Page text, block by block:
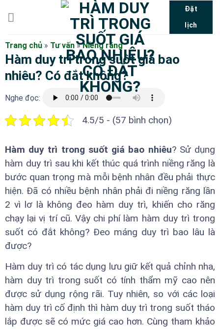
dung
Đặt
lịch
Trang chủ » Tư vấn»Niềng răng
Hàm duy trì trong suốt giá bao
nhiêu? Có đắt không?
Nghe đọc:
4.5/5 - (57 bình chọn)
Hàm duy trì trong suốt giá bao nhiêu? Sử dụng
hàm duy trì sau khi kết thúc quá trình niềng răng là
bước quan trọng mà mỗi bệnh nhân đều phải thực
hiện. Đã có nhiều bệnh nhân phải đi niềng răng lần
2 vì lơ là không đeo hàm duy trì, khiến cho răng
chạy lại vị trí cũ. Vậy chi phí làm hàm duy trì trong
suốt có đắt không? Đeo máng duy trì bao lâu là
được?
Hàm duy trì có tác dụng lưu giữ kết quả chỉnh nha,
hàm duy trì trong suốt có tính thẩm mỹ cao nên
được sử dụng rộng rãi. Tuy nhiên, so với các loại
hàm duy trì cố định thì hàm duy trì trong suốt tháo
lắp được sẽ có mức giá cao hơn. Cùng tham khảo